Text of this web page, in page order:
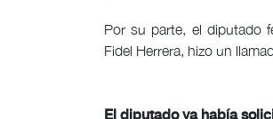
Por su parte, el diputado
Fidel Herrera, hizo un
El diputado ya había